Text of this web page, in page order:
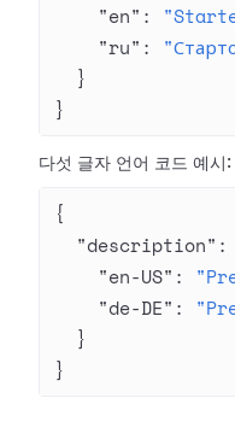
    "en"
:
    "ru"
:
  }
}
다섯 글자 언어 코드 예시:
{
  "description"
:
    "en-US"
:
    "de-DE"
:
  }
}